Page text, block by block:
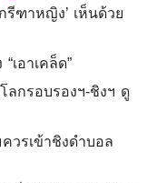
รีฑาหญิง’ เห็นด้วย
อาเคล็ด”
ลกรอบรองฯ-ชิงฯ ดู
ควรเข้าชิงดำบอล